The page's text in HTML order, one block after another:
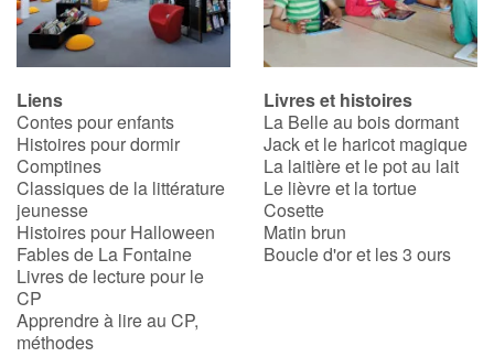
Liens
Contes pour enfants
Histoires pour dormir
Comptines
Classiques de la littérature
jeunesse
Histoires pour Halloween
Fables de La Fontaine
Livres de lecture pour le
CP
Apprendre à lire au CP,
méthodes
Livres et histoires
La Belle au bois dormant
Jack et le haricot magique
La laitière et le pot au lait
Le lièvre et la tortue
Cosette
Matin brun
Boucle d'or et les 3 ours